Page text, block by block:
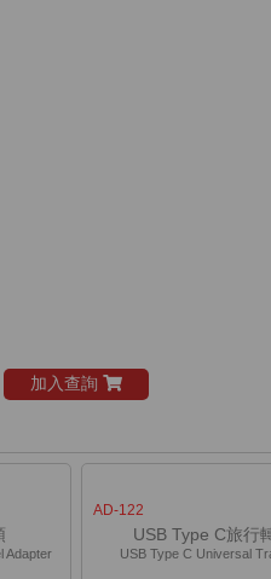
加入查詢
Adapter
AD-122
USB Type C旅行
USB Type C Universal